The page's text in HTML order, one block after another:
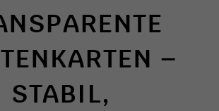
–
STABIL,